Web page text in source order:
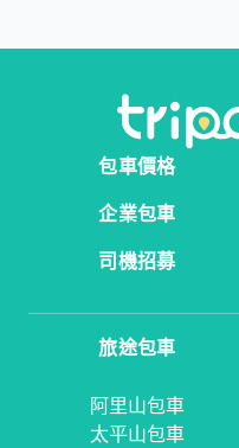
包車價格
企業包車
司機招募
旅途包車
阿里山包車
太平山包車